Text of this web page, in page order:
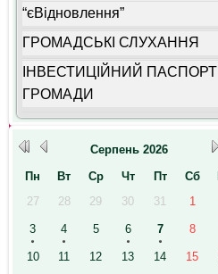
“єВідновлення”
ГРОМАДСЬКІ СЛУХАННЯ
ІНВЕСТИЦІЙНИЙ ПАСПОРТ
ГРОМАДИ
Серпень 2026
Пн
Вт Ср Чт Пт Сб
27
28 29 30 31 1
3 4 5 6 7 8
10 11 12 13 14 15